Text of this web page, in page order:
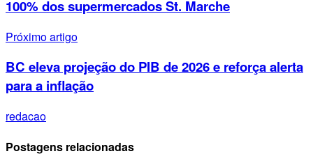
100% dos supermercados St. Marche
Próximo artigo
BC eleva projeção do PIB de 2026 e reforça alerta
para a inflação
redacao
Postagens relacionadas